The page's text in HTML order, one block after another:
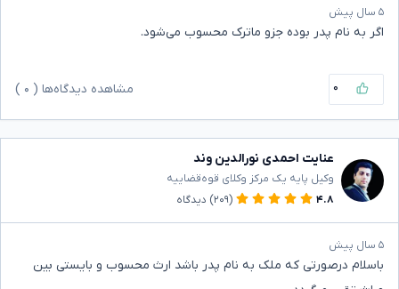
۵ سال پیش
اگر به نام پدر بوده جزو ماترک محسوب می‌شود.
۰ مشاهده دیدگاه‌ها ( ۰
عنایت احمدی نورالدین وند
وکیل پایه یک مرکز وکلای قوه‌قضاییه
۴.۸
(۲۰۹) دیدگاه
۵ سال پیش
باسلام درصورتی که ملک به نام پدر باشد ارث محسوب و بایستی بین